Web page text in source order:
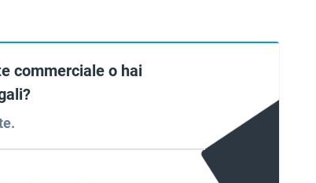
commerciale o hai